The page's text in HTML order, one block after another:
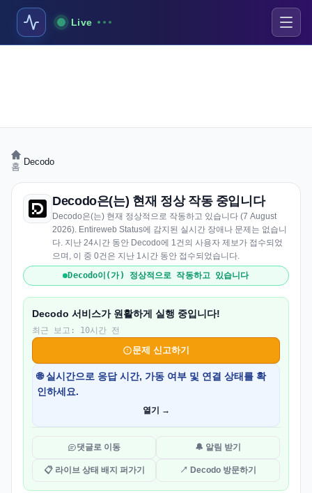
Live
홈 Decodo
Decodo은(는) 현재 정상 작동 중입니다
Decodo은(는) 현재 정상적으로 작동하고 있습니다 (7 August
2026). Entireweb Status에 감지된 실시간 장애나 문제는 없습니
다. 지난 24시간 동안 Decodo에 1건의 사용자 제보가 접수되었
으며, 이 중 0건은 지난 1시간 동안 접수되었습니다.
Decodo이(가) 정상적으로 작동하고 있습니다
Decodo 서비스가 원활하게 실행 중입니다!
최근 보고: 10시간 전
문제 신고하기
🌐 실시간으로 응답 시간, 가동 여부 및 연결 상태를 확
인하세요.
열기 →
댓글로 이동 🔔 알림 받기
📋 라이브 상태 배지 퍼가기 ↗ Decodo 방문하기